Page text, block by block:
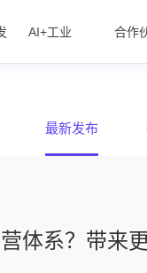
AI+工业 合作
最新发布
体系？带来